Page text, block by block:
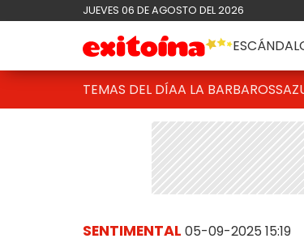
JUEVES 06 DE AGOSTO DEL 2026
TEMAS DEL DÍAA LA BARBAROSSA
SENTIMENTAL 05-09-2025 15:19